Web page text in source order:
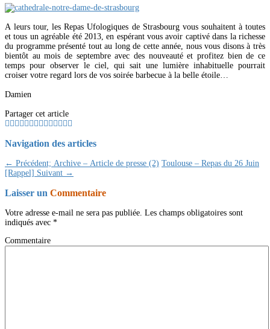
A leurs tour, les Repas Ufologiques de Strasbourg vous souhaitent à toutes
et tous un agréable été 2013, en espérant vous avoir captivé dans la richesse
du programme présenté tout au long de cette année, nous vous disons à très
bientôt au mois de septembre avec des nouveauté et profitez bien de ce
temps pour observer le ciel, qui sait une lumière inhabituelle pourrait
croiser votre regard lors de vos soirée barbecue à la belle étoile…
Damien
Partager cet article
Navigation des articles
← Précédent; Archive – Article de presse (2) Toulouse – Repas du 26 Juin
[Rappel] Suivant →
Laisser un Commentaire
Votre adresse e-mail ne sera pas publiée. Les champs obligatoires sont
indiqués avec *
Commentaire